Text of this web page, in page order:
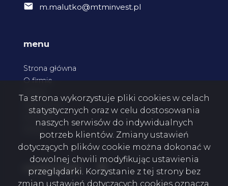
m.malutko@mtminvest.pl
menu
Strona główna
O firmie
Kontakt
social media Facebook
Ta strona wykorzystuje pliki cookies w celach
statystycznych oraz w celu dostosowania
naszych serwisów do indywidualnych
potrzeb klientów. Zmiany ustawień
dotyczących plików cookie można dokonać w
dowolnej chwili modyfikując ustawienia
przeglądarki. Korzystanie z tej strony bez
zmian ustawień dotyczących cookies oznacza,